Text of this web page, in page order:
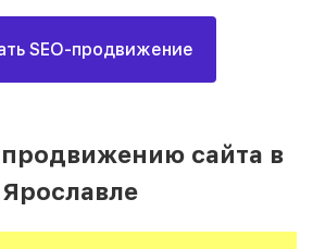
SEO-продвижение
сайта в
Ярославле